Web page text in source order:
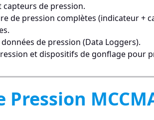
de pression.
de pression complètes (indicateur +
de pression (Data Loggers).
et dispositifs de gonflage pour